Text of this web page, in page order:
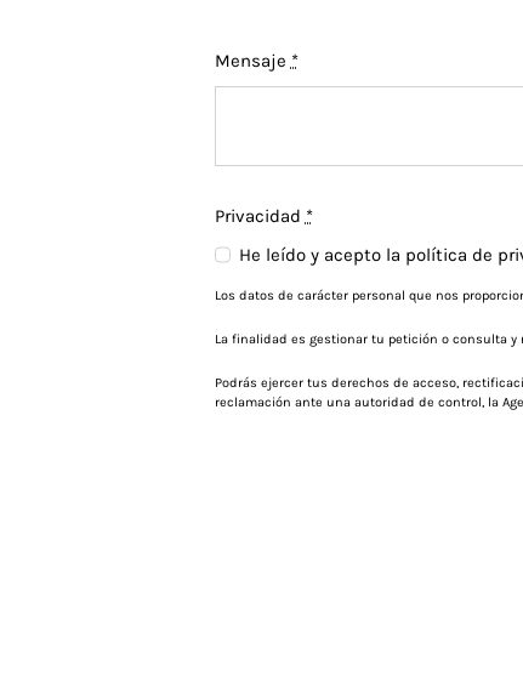
Mensaje *
Privacidad *
He leído y acepto la política de
Los datos de carácter personal que nos
La finalidad es gestionar tu petición o consulta
Podrás ejercer tus derechos de acceso,
reclamación ante una autoridad de control, la